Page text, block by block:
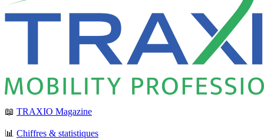
📖 TRAXIO Magazine
📊 Chiffres & statistiques